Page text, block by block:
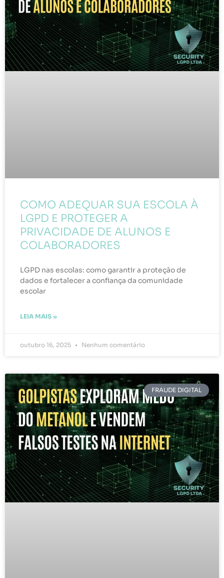
COMO ADEQUAR SUA ESCOLA À
LGPD E PROTEGER A
PRIVACIDADE DE ALUNOS E
COLABORADORES
LGPD nas escolas: como garantir a proteção de
dados e fortalecer a confiança da comunidade
escolar
LEIA MAIS »
outubro 16, 2025 Nenhum comentário
FRAUDE DIGITAL